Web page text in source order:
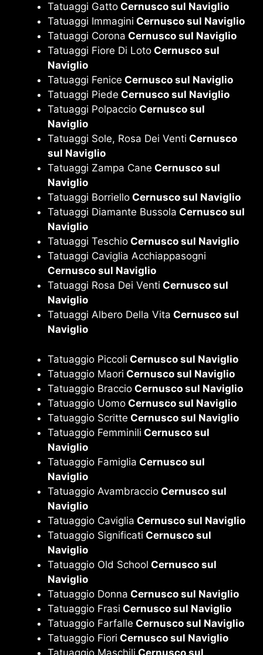
Tatuaggi Gatto Cernusco sul Naviglio
Tatuaggi Immagini Cernusco sul Naviglio
Tatuaggi Corona Cernusco sul Naviglio
Tatuaggi Fiore Di Loto Cernusco sul
Naviglio
Tatuaggi Fenice Cernusco sul Naviglio
Tatuaggi Piede Cernusco sul Naviglio
Tatuaggi Polpaccio Cernusco sul
Naviglio
Tatuaggi Sole, Rosa Dei Venti Cernusco
sul Naviglio
Tatuaggi Zampa Cane Cernusco sul
Naviglio
Tatuaggi Borriello Cernusco sul Naviglio
Tatuaggi Diamante Bussola Cernusco sul
Naviglio
Tatuaggi Teschio Cernusco sul Naviglio
Tatuaggi Caviglia Acchiappasogni
Cernusco sul Naviglio
Tatuaggi Rosa Dei Venti Cernusco sul
Naviglio
Tatuaggi Albero Della Vita Cernusco sul
Naviglio
Tatuaggio Piccoli Cernusco sul Naviglio
Tatuaggio Maori Cernusco sul Naviglio
Tatuaggio Braccio Cernusco sul Naviglio
Tatuaggio Uomo Cernusco sul Naviglio
Tatuaggio Scritte Cernusco sul Naviglio
Tatuaggio Femminili Cernusco sul
Naviglio
Tatuaggio Famiglia Cernusco sul
Naviglio
Tatuaggio Avambraccio Cernusco sul
Naviglio
Tatuaggio Caviglia Cernusco sul Naviglio
Tatuaggio Significati Cernusco sul
Naviglio
Tatuaggio Old School Cernusco sul
Naviglio
Tatuaggio Donna Cernusco sul Naviglio
Tatuaggio Frasi Cernusco sul Naviglio
Tatuaggio Farfalle Cernusco sul Naviglio
Tatuaggio Fiori Cernusco sul Naviglio
Tatuaggio Maschili Cernusco sul